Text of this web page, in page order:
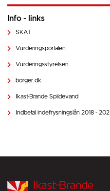
Info - links
SKAT
Vurderingsportalen
Vurderingsstyrelsen
borger.dk
Ikast-Brande Spildevand
Indbetal indefrysningslån 2018 -